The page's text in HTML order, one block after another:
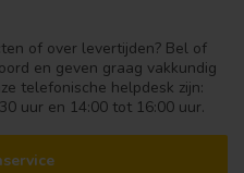
of over levertijden? Bel of
en geven graag vakkundig
telefonische helpdesk zijn:
uur en 14:00 tot 16:00 uur.